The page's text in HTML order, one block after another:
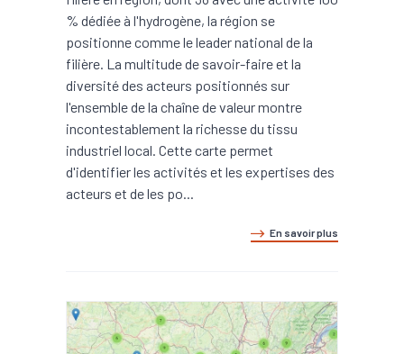
% dédiée à l'hydrogène, la région se
positionne comme le leader national de la
filière. La multitude de savoir-faire et la
diversité des acteurs positionnés sur
l'ensemble de la chaîne de valeur montre
incontestablement la richesse du tissu
industriel local. Cette carte permet
d'identifier les activités et les expertises des
acteurs et de les po...
En savoir plus